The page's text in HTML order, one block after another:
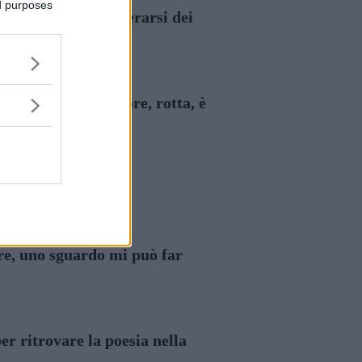
purposes
scrivere per liberarsi dei
cambiare colore, rotta, è
uno sguardo mi può far
ritrovare la poesia nella